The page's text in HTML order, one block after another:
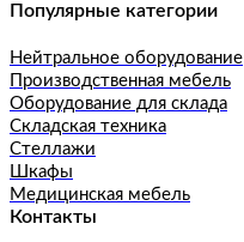
Популярные категории
Нейтральное оборудование
Производственная мебель
Оборудование для склада
Складская техника
Стеллажи
Шкафы
Медицинская мебель
Контакты